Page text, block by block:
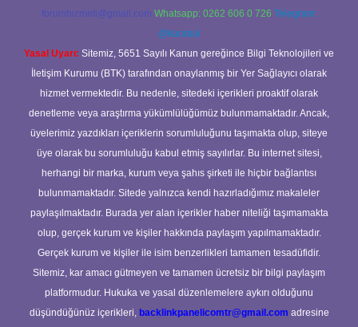
forumhizmeti@gmail.com Whatsapp: 0262 606 0 726 Telegram:
@karabul
Yasal Uyarı: Sitemiz, 5651 Sayılı Kanun gereğince Bilgi Teknolojileri ve
İletişim Kurumu (BTK) tarafından onaylanmış bir Yer Sağlayıcı olarak
hizmet vermektedir. Bu nedenle, sitedeki içerikleri proaktif olarak
denetleme veya araştırma yükümlülüğümüz bulunmamaktadır. Ancak,
üyelerimiz yazdıkları içeriklerin sorumluluğunu taşımakta olup, siteye
üye olarak bu sorumluluğu kabul etmiş sayılırlar. Bu internet sitesi,
herhangi bir marka, kurum veya şahıs şirketi ile hiçbir bağlantısı
bulunmamaktadır. Sitede yalnızca kendi hazırladığımız makaleler
paylaşılmaktadır. Burada yer alan içerikler haber niteliği taşımamakta
olup, gerçek kurum ve kişiler hakkında paylaşım yapılmamaktadır.
Gerçek kurum ve kişiler ile isim benzerlikleri tamamen tesadüfidir.
Sitemiz, kar amacı gütmeyen ve tamamen ücretsiz bir bilgi paylaşım
platformudur. Hukuka ve yasal düzenlemelere aykırı olduğunu
düşündüğünüz içerikleri, backlinkpanelicomtr@gmail.com adresine